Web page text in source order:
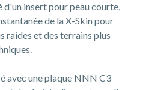
d'un insert pour peau courte,
de la X-Skin pour
raides et des terrains plus
avec une plaque NNN C3